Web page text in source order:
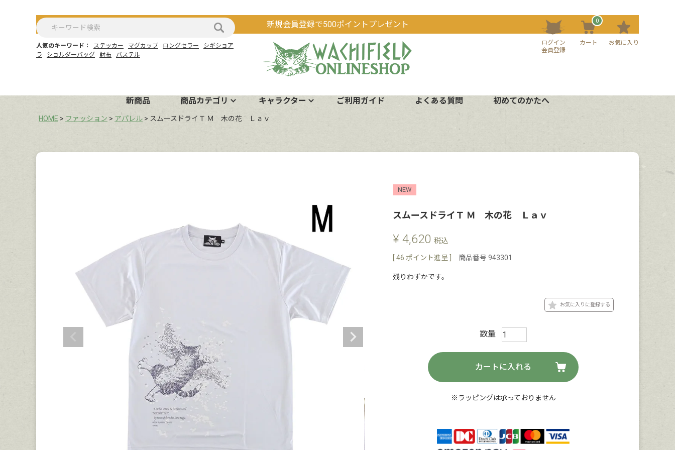
新規会員登録で500ポイントプレゼント
人気のキーワード： ステッカー マグカップ ロングセラー
シギショア
ラ
ショルダーバッグ 財布 パステル
ログイン
会員登録
カート
0
お気に入り
新商品 商品カテゴリ キャラクター ご利用ガイド よくある質問 初めてのかたへ
HOME ファッション アパレル スムースドライＴ Ｍ 木の花 Ｌａｖ
NEW
スムースドライＴ Ｍ 木の花 Ｌａｖ
¥ 4,620 税込
46 ポイント進呈 ] 商品番号 943301
残りわずかです。
お気に入りに登録する
カートに入れる
※ラッピングは承っておりません